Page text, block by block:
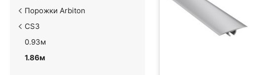
Порожки Arbiton
CS3
0.93м
1.86м